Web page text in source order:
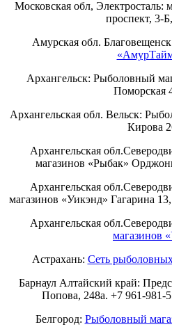
Московская обл, Электросталь:
проспект, 3-
Амурская обл.
Архангельск: Рыболовный
Поморская
Архангельская обл. Вельск:
Кирова
Архангельская
магазинов «Рыбак»
Архангельская
магазинов «Уикэнд» Гагарина
Архангельская
магазинов
Астрахань: Сеть
Барнаул Алтайский край:
Попова, 248а. +7 961-981-
Белгород: Рыболовный